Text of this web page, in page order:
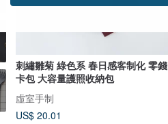
刺繡雛菊 綠色系 春日感客制化 零錢
卡包 大容量護照收納包
虛室手制
US$ 20.01